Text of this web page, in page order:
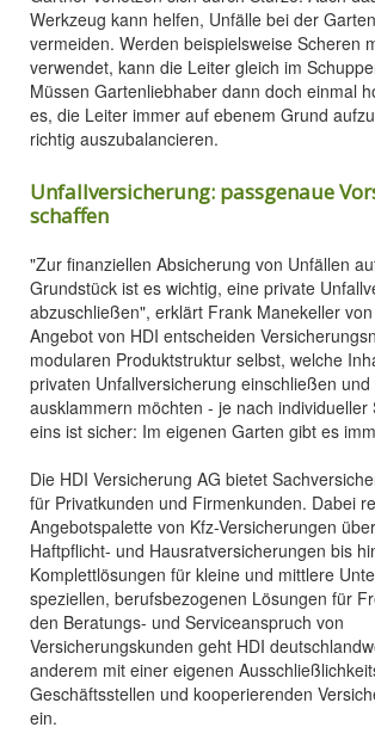
Werkzeug kann helfen, Unfälle bei der
vermeiden. Werden beispielsweise Scheren
verwendet, kann die Leiter gleich im
Müssen Gartenliebhaber dann doch einmal
es, die Leiter immer auf ebenem Grund
richtig auszubalancieren.
Unfallversicherung: passgenaue
schaffen
"Zur finanziellen Absicherung von Unfällen
Grundstück ist es wichtig, eine private
abzuschließen", erklärt Frank Manekeller
Angebot von HDI entscheiden
modularen Produktstruktur selbst, welche
privaten Unfallversicherung einschließen
ausklammern möchten - je nach individueller
eins ist sicher: Im eigenen Garten gibt es
Die HDI Versicherung AG bietet
für Privatkunden und Firmenkunden. Dabei
Angebotspalette von Kfz-Versicherungen
Haftpflicht- und Hausratversicherungen bis
Komplettlösungen für kleine und mittlere
speziellen, berufsbezogenen Lösungen für
den Beratungs- und Serviceanspruch von
Versicherungskunden geht HDI
anderem mit einer eigenen
Geschäftsstellen und kooperierenden
ein.